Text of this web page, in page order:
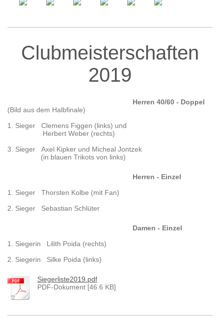
Clubmeisterschaften
2019
Herren 40/60 - Doppel
(Bild aus dem Halbfinale)
1. Sieger Clemens Figgen (links) und
Herbert Weber (rechts)
3. Sieger Axel Kipker und Micheal Jontzek
(in blauen Trikots von links)
Herren - Einzel
1. Sieger Thorsten Kolbe (mit Fan)
2. Sieger Sebastian Schlüter
Damen - Einzel
1. Siegerin Lilith Poida (rechts)
2. Siegerin Silke Poida (links)
Siegerliste2019.pdf
PDF-Dokument [46.6 KB]